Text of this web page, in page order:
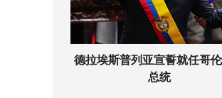
德拉埃斯普列亚宣誓就任哥
总统